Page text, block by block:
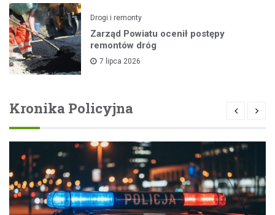
Drogi i remonty
Zarząd Powiatu ocenił postępy
remontów dróg
7 lipca 2026
Kronika Policyjna